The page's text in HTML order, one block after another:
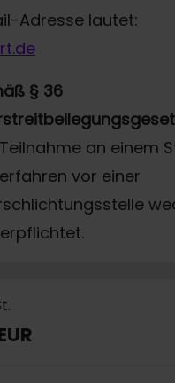
Adresse lautet:
§ 36
an einem
vor einer